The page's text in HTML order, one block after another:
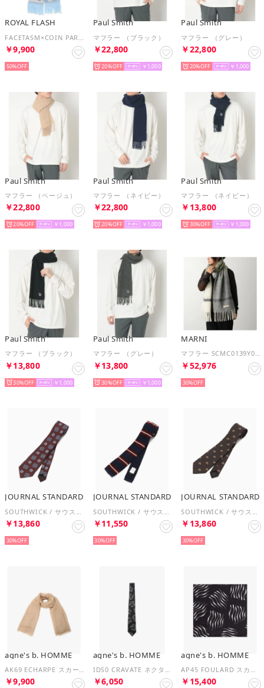
ROYAL FLASH
￥9,900
50%
Paul Smith
マフラー （ブラック）
￥22,800
20% ￥1,000
Paul Smith
マフラー （グレー）
￥22,800
20% ￥1,000
Paul Smith
マフラー （ベージュ）
￥22,800
20% ￥1,000
Paul Smith
マフラー （ネイビー）
￥22,800
20% ￥1,000
Paul Smith
マフラー （ネイビー）
￥13,800
30% ￥1,000
Paul Smith
マフラー （ブラック）
￥13,800
30% ￥1,000
Paul Smith
マフラー （グレー）
￥13,800
30% ￥1,000
MARNI
マフラー SCMC0139Y0 UAW053 ロゴラベル （STV58/DEEP-SAGE）
￥52,976
30%
JOURNAL STANDARD
￥13,860
30%
JOURNAL STANDARD
￥11,550
30%
JOURNAL STANDARD
￥13,860
30%
agne's b. HOMME
AK69 ECHARPE スカーフ （ブラック）
￥9,900
agne's b. HOMME
IDS0 CRAVATE ネクタイ （ブラック）
￥6,050
agne's b. HOMME
AP45 FOULARD スカーフ （ブラック）
￥15,400